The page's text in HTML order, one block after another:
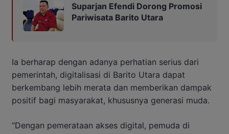
Suparjan Efendi Dorong Promosi
Pariwisata Barito Utara
Ia berharap dengan adanya perhatian serius dari
pemerintah, digitalisasi di Barito Utara dapat
berkembang lebih merata dan memberikan dampak
positif bagi masyarakat, khususnya generasi muda.
“Dengan pemerataan akses digital, pemuda di